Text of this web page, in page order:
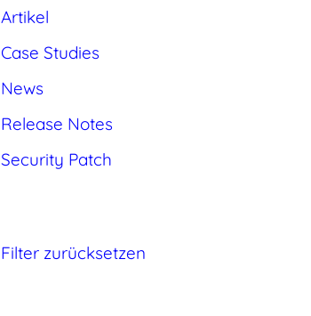
Artikel
Case Studies
News
Release Notes
Security Patch
Filter zurücksetzen